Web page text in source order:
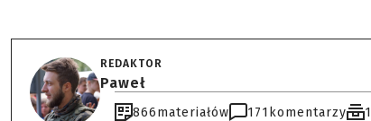
REDAKTOR
Paweł
866materiałów 171 komentarzy